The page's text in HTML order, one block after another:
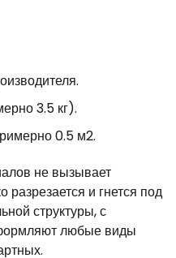
3.5 кг).
0.5 м2.
не вызывает
разрезается и гнется под
структуры, с
любые виды